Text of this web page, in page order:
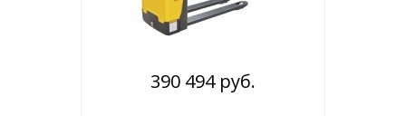
390 494 руб.